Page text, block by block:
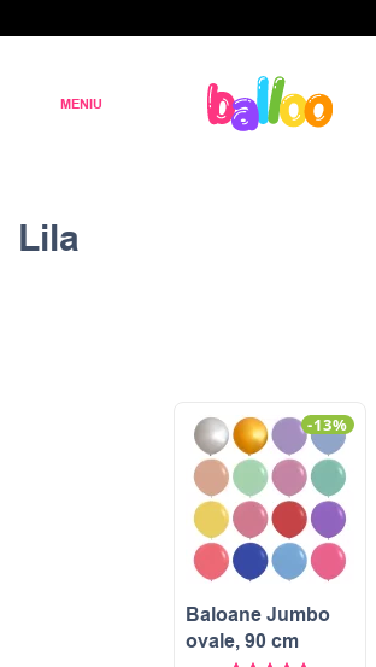
Lila
-13%
Baloane Jumbo
ovale, 90 cm